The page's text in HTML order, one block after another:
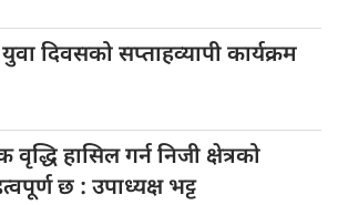
युवादिवसको सप्ताहव्यापी कार्यक्रम
वृद्धि हासिल गर्न निजी क्षेत्रको
छ : उपाध्यक्ष भट्ट